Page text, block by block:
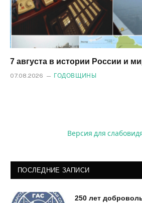
7 августа в истории России и
07.08.2026 ГОДОВЩИНЫ
Версия для
ПОСЛЕДНИЕ ЗАПИСИ
250 лет